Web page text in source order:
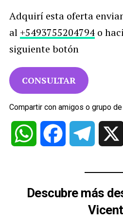
Adquirí esta oferta
al +5493755204794o
siguiente botón
CONSULTAR
Compartir con amigos o grupo
WhatsApp Facebook Telegram
Descubre más